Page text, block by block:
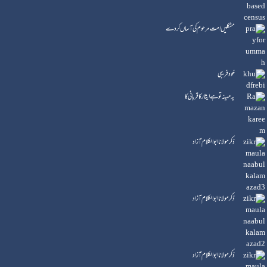
مشکلیں امت مرحوم کی آساں کردے
خود فریبی
یہ مہینہ تو ہے ایثار کا قربانی کا
ذکر مولانا ابوالکلام آزاد
ذکر مولانا ابو الکلام آزاد
ذکر مولانا ابو الکلام آزاد